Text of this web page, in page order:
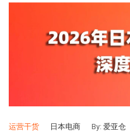
运营干货 日本电商 By: 爱亚仓